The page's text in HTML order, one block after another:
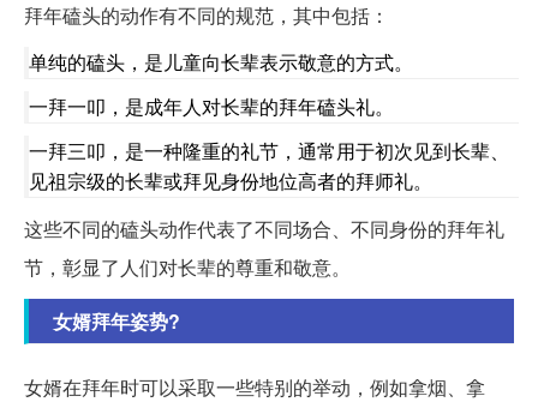
拜年磕头的动作有不同的规范，其中包括：
单纯的磕头，是儿童向长辈表示敬意的方式。
一拜一叩，是成年人对长辈的拜年磕头礼。
一拜三叩，是一种隆重的礼节，通常用于初次见到长辈、
见祖宗级的长辈或拜见身份地位高者的拜师礼。
这些不同的磕头动作代表了不同场合、不同身份的拜年礼
节，彰显了人们对长辈的尊重和敬意。
女婿拜年姿势?
女婿在拜年时可以采取一些特别的举动，例如拿烟、拿